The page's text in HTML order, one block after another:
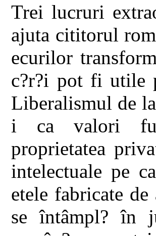
Trei lucruri
ajuta cititorul
ecurilor
c?r?i pot fi utile
Liberalismul de
i ca valori
proprietatea
intelectuale pe
etele fabricate
se întâmpl? în